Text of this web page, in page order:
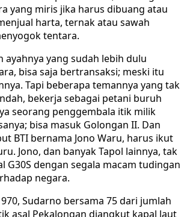
yang miris jika harus dibuang atau
harta, ternak atau sawah
tentara.
ayahnya yang sudah lebih dulu
bisa saja bertransaksi; meski itu
Tapi beberapa temannya yang tak
bekerja sebagai petani buruh
seorang penggembala itik milik
bisa masuk Golongan II. Dan
BTI bernama Jono Waru, harus ikut
Jono, dan banyak Tapol lainnya, tak
G30S dengan segala macam tudingan
negara.
Sudarno bersama 75 dari jumlah
asal Pekalongan diangkut kapal laut